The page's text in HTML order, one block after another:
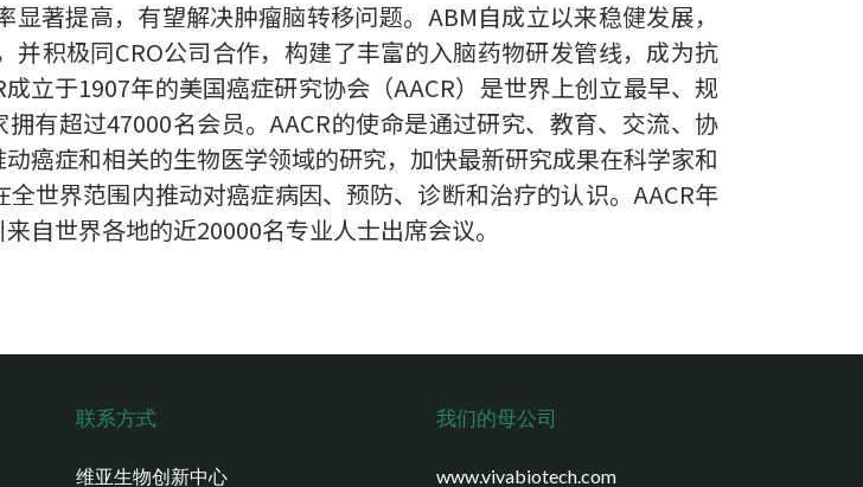
著提高，有望解决肿瘤脑转移问题。ABM自成立以来稳健发展，
积极同CRO公司合作，构建了丰富的入脑药物研发管线，成为抗
立于1907年的美国癌症研究协会（AACR）是世界上创立最早、规
有超过47000名会员。AACR的使命是通过研究、教育、交流、协
癌症和相关的生物医学领域的研究，加快最新研究成果在科学家和
世界范围内推动对癌症病因、预防、诊断和治疗的认识。AACR年
自世界各地的近20000名专业人士出席会议。
联系方式
维亚生物创新中心
我们的母公司
www.vivabiotech.com